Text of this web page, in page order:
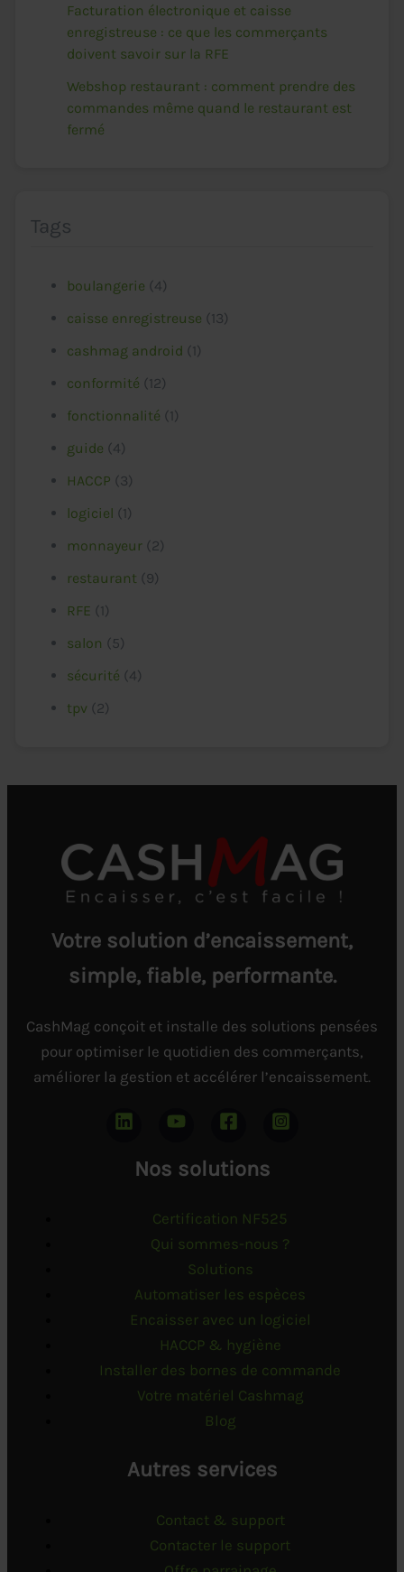
Facturation électronique et caisse
enregistreuse : ce que les commerçants
doivent savoir sur la RFE
Webshop restaurant : comment prendre des
commandes même quand le restaurant est
fermé
Tags
boulangerie (4)
caisse enregistreuse (13)
cashmag android (1)
conformité (12)
fonctionnalité (1)
guide (4)
HACCP (3)
logiciel (1)
monnayeur (2)
restaurant (9)
RFE (1)
salon (5)
sécurité (4)
tpv (2)
Votre solution d’encaissement,
simple, fiable, performante.
CashMag conçoit et installe des solutions pensées
pour optimiser le quotidien des commerçants,
améliorer la gestion et accélérer l’encaissement.
Nos solutions
Certification NF525
Qui sommes-nous ?
Solutions
Automatiser les espèces
Encaisser avec un logiciel
HACCP & hygiène
Installer des bornes de commande
Votre matériel Cashmag
Blog
Autres services
Contact & support
Contacter le support